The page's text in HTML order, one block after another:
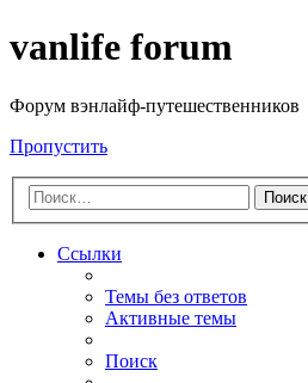
vanlife forum
Форум вэнлайф-путешественников
Пропустить
Поиск
Ссылки
Темы без ответов
Активные темы
Поиск